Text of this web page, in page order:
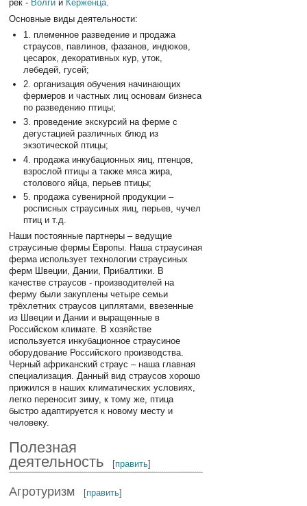
рек - Волги и Керженца.
Основные виды деятельности:
1. племенное разведение и продажа
страусов, павлинов, фазанов, индюков,
цесарок, декоративных кур, уток,
лебедей, гусей;
2. организация обучения начинающих
фермеров и частных лиц основам бизнеса
по разведению птицы;
3. проведение экскурсий на ферме с
дегустацией различных блюд из
экзотической птицы;
4. продажа инкубационных яиц, птенцов,
взрослой птицы а также мяса жира,
столового яйца, перьев птицы;
5. продажа сувенирной продукции –
росписных страусиных яиц, перьев, чучел
птиц и т.д.
Наши постоянные партнеры – ведущие
страусиные фермы Европы. Наша страусиная
ферма использует технологии страусиных
ферм Швеции, Дании, Прибалтики. В
качестве страусов - производителей на
ферму были закуплены четыре семьи
трёхлетних страусов циплятами, ввезенные
из Швеции и Дании и выращенные в
Российском климате. В хозяйстве
используется инкубационное страусиное
оборудование Российского производства.
Черный африканский страус – наша главная
специализация. Данный вид страусов хорошо
прижился в наших климатических условиях,
легко переносит зиму, к тому же, птица
быстро адаптируется к новому месту и
человеку.
Полезная
деятельность
[править]
Агротуризм [править]